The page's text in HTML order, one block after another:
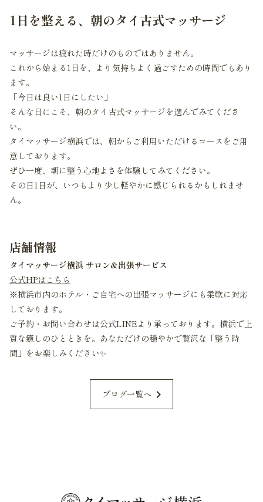
1日を整える、朝のタイ古式マッサージ
マッサージは疲れた時だけのものではありません。
これから始まる1日を、より気持ちよく過ごすための時間でもあり
ます。
「今日は良い1日にしたい」
そんな日にこそ、朝のタイ古式マッサージを選んでみてくださ
い。
タイマッサージ横浜では、朝からご利用いただけるコースをご用
意しております。
ぜひ一度、朝に整う心地よさを体験してみてください。
その日1日が、いつもより少し軽やかに感じられるかもしれませ
ん。
店舗情報
タイマッサージ横浜 サロン&出張サービス
公式HPはこちら
※横浜市内のホテル・ご自宅への出張マッサージにも柔軟に対応
しております。
ご予約・お問い合わせは公式LINEより承っております。横浜で上
質な癒しのひとときを。あなただけの穏やかで贅沢な「整う時
間」をお楽しみください✨
ブログ一覧へ chevron_right